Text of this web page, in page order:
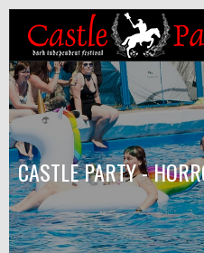
CASTLE PARTY -